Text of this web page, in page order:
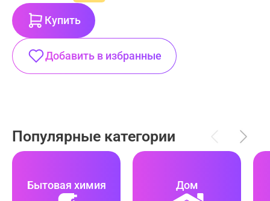
Купить
Добавить в избранные
Популярные категории
Бытовая химия Дом